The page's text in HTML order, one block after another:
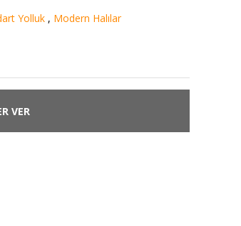
Yolluk , Modern Halılar
VER